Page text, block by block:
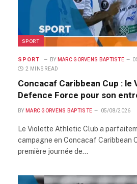
SPORT
SPORT BY MARC GORVENS BAPTISTE
2 MINS READ
Concacaf Caribbean Cup : le
Defence Force pour son
BY MARC GORVENS BAPTISTE 05/08/2026
Le Violette Athletic Club a
campagne en Concacaf Caribbean
première journée de…